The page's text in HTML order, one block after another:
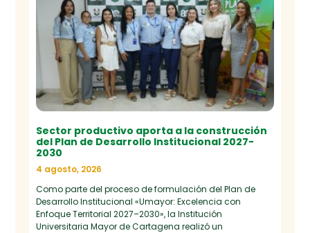
Sector productivo aporta a la construcción
del Plan de Desarrollo Institucional 2027-
2030
4 agosto, 2026
Como parte del proceso de formulación del Plan de
Desarrollo Institucional «Umayor: Excelencia con
Enfoque Territorial 2027–2030», la Institución
Universitaria Mayor de Cartagena realizó un